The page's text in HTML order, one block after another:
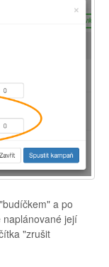
a po
její
"zrušit